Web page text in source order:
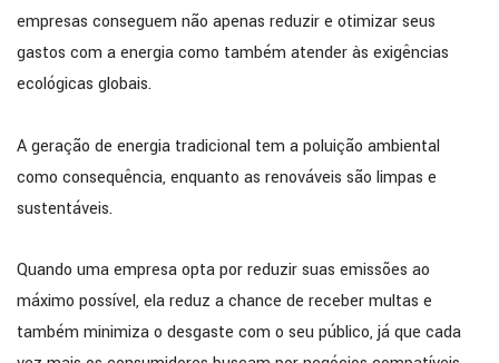
empresas conseguem não apenas reduzir e otimizar seus
gastos com a energia como também atender às exigências
ecológicas globais.
A geração de energia tradicional tem a poluição ambiental
como consequência, enquanto as renováveis são limpas e
sustentáveis.
Quando uma empresa opta por reduzir suas emissões ao
máximo possível, ela reduz a chance de receber multas e
também minimiza o desgaste com o seu público, já que cada